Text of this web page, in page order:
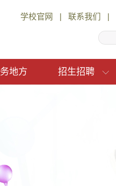
学校官网 联系我们
地方 招生招聘